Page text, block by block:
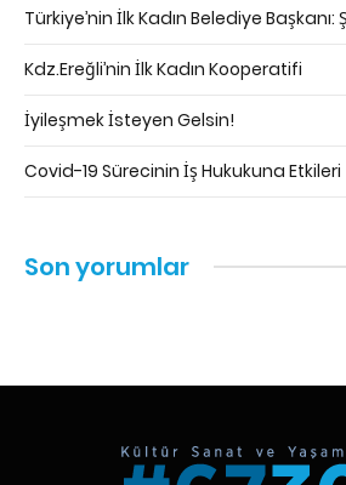
Türkiye’nin İlk Kadın Belediye Başkanı:
Kdz.Ereğli’nin İlk Kadın Kooperatifi
İyileşmek İsteyen Gelsin!
Covid-19 Sürecinin İş Hukukuna Etkileri
Son yorumlar